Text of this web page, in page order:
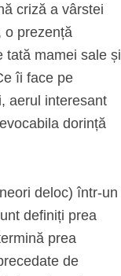
criză a vârstei
o prezență
tată mamei sale și
îi face pe
aerul interesant
dorință
deloc) într-un
definiți prea
prea
de